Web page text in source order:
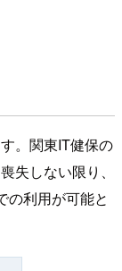
。関東IT健保の
失しない限り、
の利用が可能と